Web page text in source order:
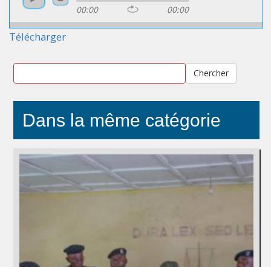
00:00 00:00
Télécharger
Chercher
Dans la même catégorie